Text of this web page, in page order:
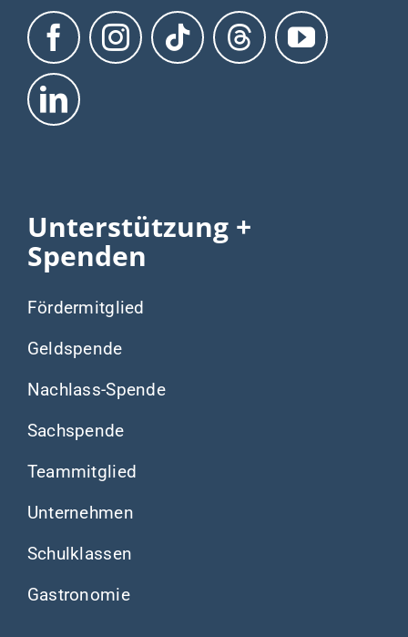
Unterstützung +
Spenden
Fördermitglied
Geldspende
Nachlass-Spende
Sachspende
Teammitglied
Unternehmen
Schulklassen
Gastronomie